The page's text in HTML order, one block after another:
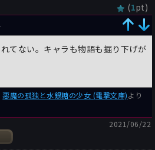
(1pt)
てない。キャラも物語も掘り下げが
悪魔の孤独と水銀糖の少女 (電撃文庫)より
2021/06/22